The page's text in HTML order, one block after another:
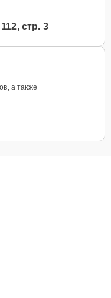
стр. 3
а также